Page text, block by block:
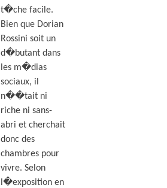
t�che facile.
Bien que Dorian
Rossini soit un
d�butant dans
les m�dias
sociaux, il
n��tait ni
riche ni sans-
abri et cherchait
donc des
chambres pour
vivre. Selon
l�exposition en